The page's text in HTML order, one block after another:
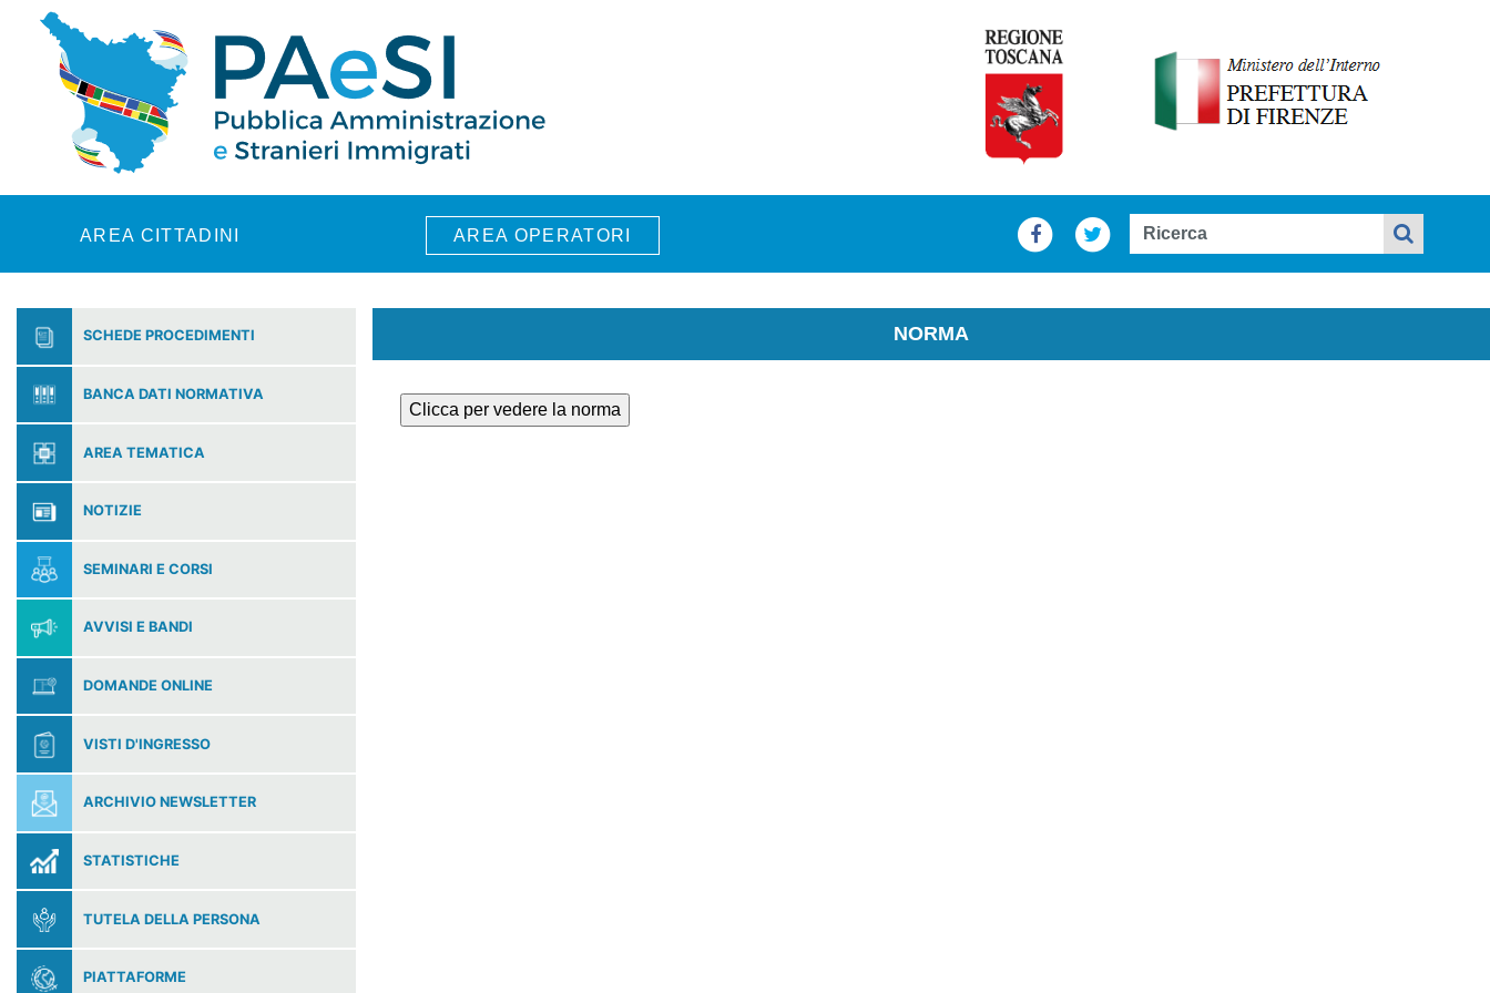
Skip to main content
AREA CITTADINI AREA OPERATORI
SCHEDE PROCEDIMENTI
BANCA DATI NORMATIVA
AREA TEMATICA
NOTIZIE
SEMINARI E CORSI
AVVISI E BANDI
DOMANDE ONLINE
VISTI D'INGRESSO
ARCHIVIO NEWSLETTER
STATISTICHE
TUTELA DELLA PERSONA
PIATTAFORME
NORMA
Clicca per vedere la norma